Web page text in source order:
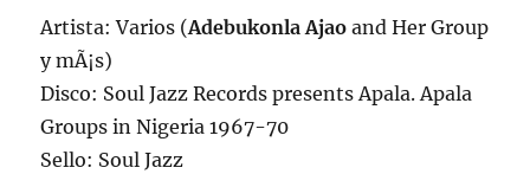
Artista: Varios (Adebukonla Ajaoand Her Group
y mÃ¡s)
Disco: Soul Jazz Records presents Apala. Apala
Groups in Nigeria 1967-70
Sello: Soul Jazz